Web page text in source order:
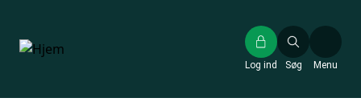
hovedindhold
Søg
Log ind Menu